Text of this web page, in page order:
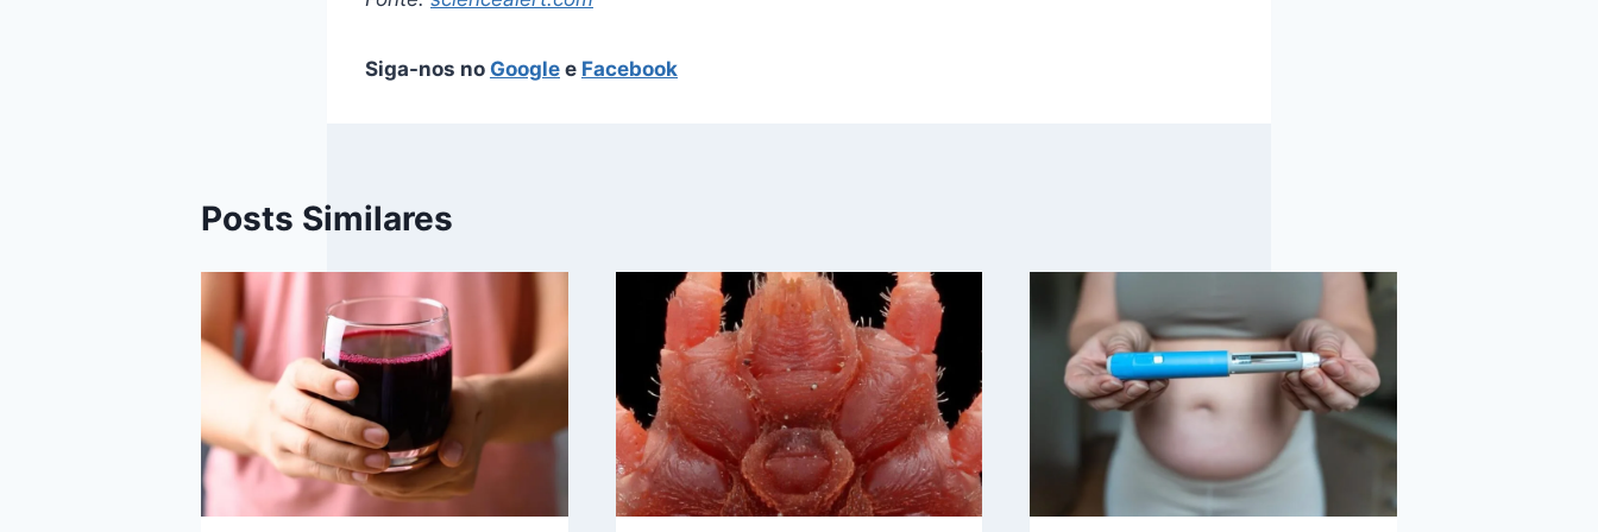
Siga-nos no Google e Facebook
Posts Similares